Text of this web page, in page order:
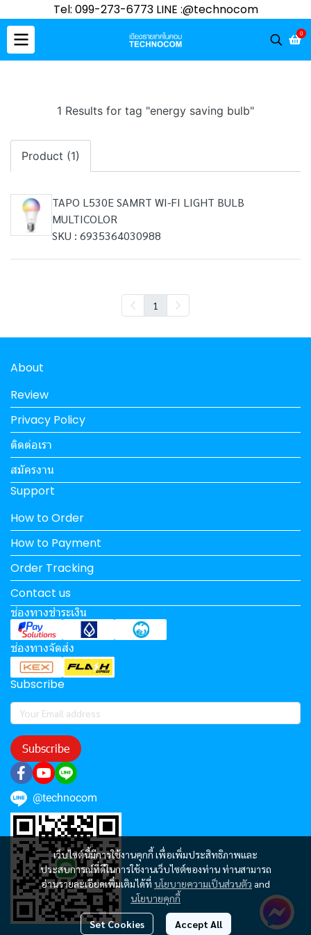
Tel: 099-273-6773 LINE :@technocom
0
1 Results for tag "energy saving bulb"
Product (1)
TAPO L530E SAMRT WI-FI LIGHT BULB
MULTICOLOR
SKU : 6935364030988
1
เว็บไซต์นี้มีการใช้งานคุกกี้ เพื่อเพิ่มประสิทธิภาพและ
ประสบการณ์ที่ดีในการใช้งานเว็บไซต์ของท่าน ท่านสามารถ
อ่านรายละเอียดเพิ่มเติมได้ที่ นโยบายความเป็นส่วนตัว and
นโยบายคุกกี้
Set Cookies Accept All
About
Review
Privacy Policy
ติดต่อเรา
สมัครงาน
Support
How to Order
How to Payment
Order Tracking
Contact us
ช่องทางชำระเงิน
ช่องทางจัดส่ง
Subscribe
Subscribe
@technocom